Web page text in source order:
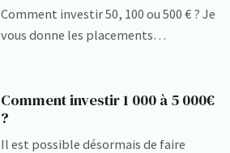
Comment investir 50, 100 ou 500 € ? Je
vous donne les placements…
Comment investir 1 000 à 5 000€
?
Il est possible désormais de faire